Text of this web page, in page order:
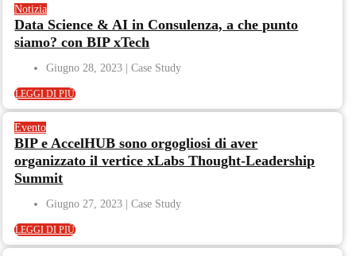
Notizia
Data Science & AI in Consulenza, a che punto
siamo? con BIP xTech
Giugno 28, 2023
LEGGI DI PIÙ
Evento
BIP e AccelHUB sono orgogliosi di aver
organizzato il vertice xLabs Thought-Leadership
Summit
Giugno 27, 2023
LEGGI DI PIÙ